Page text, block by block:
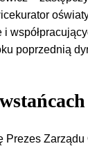
poprzednią
Prezes